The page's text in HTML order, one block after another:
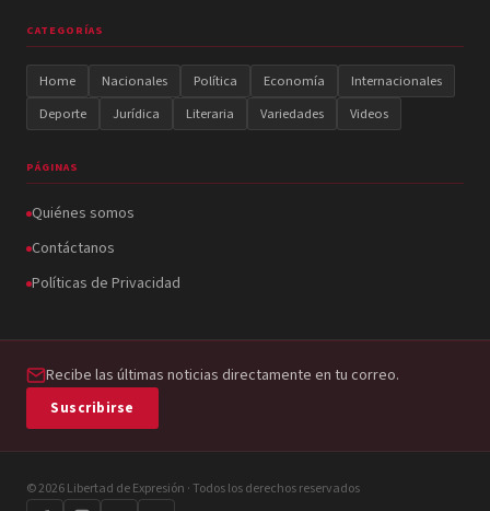
CATEGORÍAS
Home Nacionales Política Economía
Internacionales
Deporte
Jurídica Literaria Variedades Videos
PÁGINAS
Quiénes somos
Contáctanos
Políticas de Privacidad
Recibe las últimas noticias directamente en tu correo.
Suscribirse
© 2026 Libertad de Expresión · Todos los derechos reservados